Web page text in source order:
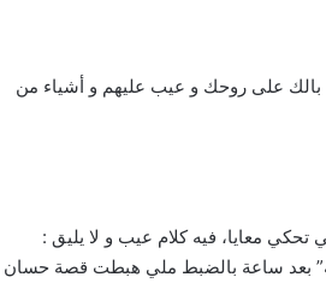
بالك على روحك و عيب عليهم و أشياء من
معايا، فيه كلام عيب و لا يليق :
بعد ساعة بالضبط ملي هبطت قصة حسان